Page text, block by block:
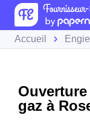
Accueil Engie